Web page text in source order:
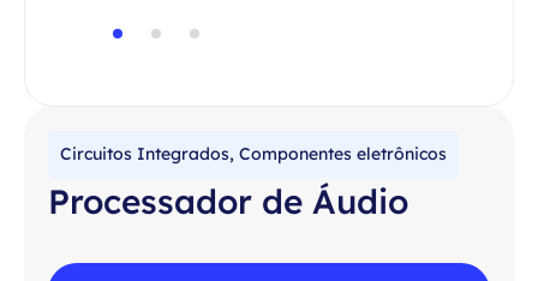
Circuitos Integrados, Componentes eletrônicos
Processador de Áudio